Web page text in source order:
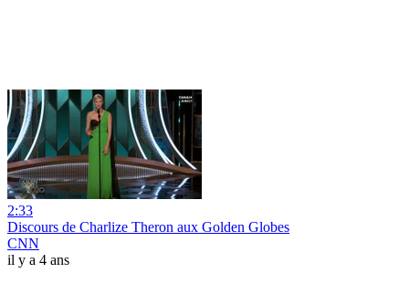
2:33
Discours de Charlize Theron aux Golden Globes
CNN
il y a 4 ans